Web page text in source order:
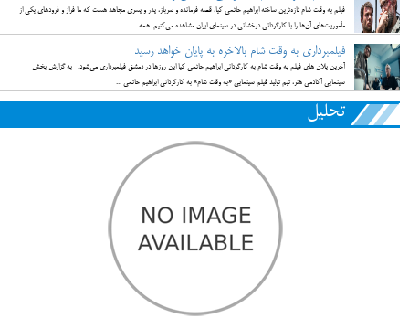
فیلم به وقت شام تازه‌ترین ساخته ابراهیم حاتمی کیا، قصه فرمانده و سرباز، پدر و پسری مجاهد هست که ما فراز و فرودهای یکی از
مأموریت‌های آن‌ها را با کارگردانی درخشانی در سینمای ایران مشاهده می‌کنیم. همه ...
فیلمبرداری به وقت شام بالاخره به پایان خواهد رسید
آخرین پلان های فیلم به وقت شام به کارگردانی ابراهیم حاتمی کیا این روزها در دمشق فیلمبرداری می‌شود. به گزارش بخش
سینمایی آکادمی هنر، تیم تولید فیلم سینمایی «به وقت شام» به کارگردانی ابراهیم حاتمی ...
تحلیل